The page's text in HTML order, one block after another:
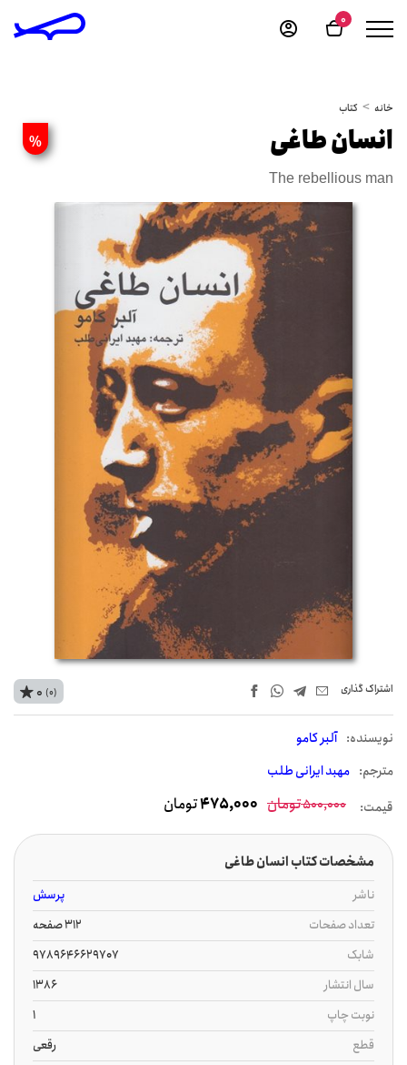
0
خانه کتاب
% انسان طاغی
The rebellious man
اشتراک‌ گذاری
نويسنده: آلبر کامو
مترجم: مهبد ایرانی طلب
0 (0)
قیمت: 500,000تومان 475,000تومان
مشخصات کتاب انسان طاغی
ناشر
پرسش
تعداد صفحات
312 صفحه
شابک
9789646629707
سال انتشار
1386
نوبت چاپ
1
قطع
رقعی